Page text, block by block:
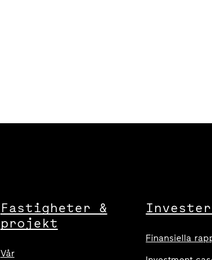
Fastigheter &
projekt
Vår
Finansiella